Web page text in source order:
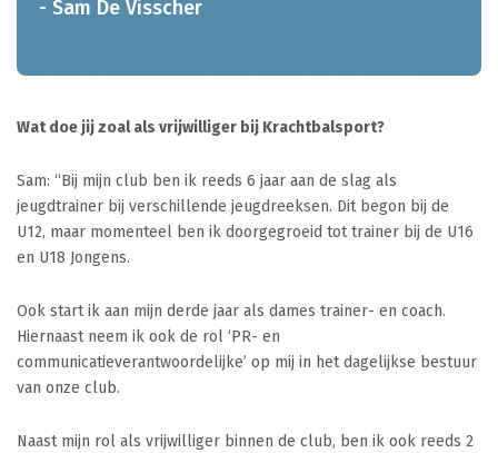
- Sam De Visscher
Wat doe jij zoal als vrijwilliger bij Krachtbalsport?
Sam: “Bij mijn club ben ik reeds 6 jaar aan de slag als
jeugdtrainer bij verschillende jeugdreeksen. Dit begon bij de
U12, maar momenteel ben ik doorgegroeid tot trainer bij de U16
en U18 Jongens.
Ook start ik aan mijn derde jaar als dames trainer- en coach.
Hiernaast neem ik ook de rol ‘PR- en
communicatieverantwoordelijke’ op mij in het dagelijkse bestuur
van onze club.
Naast mijn rol als vrijwilliger binnen de club, ben ik ook reeds 2